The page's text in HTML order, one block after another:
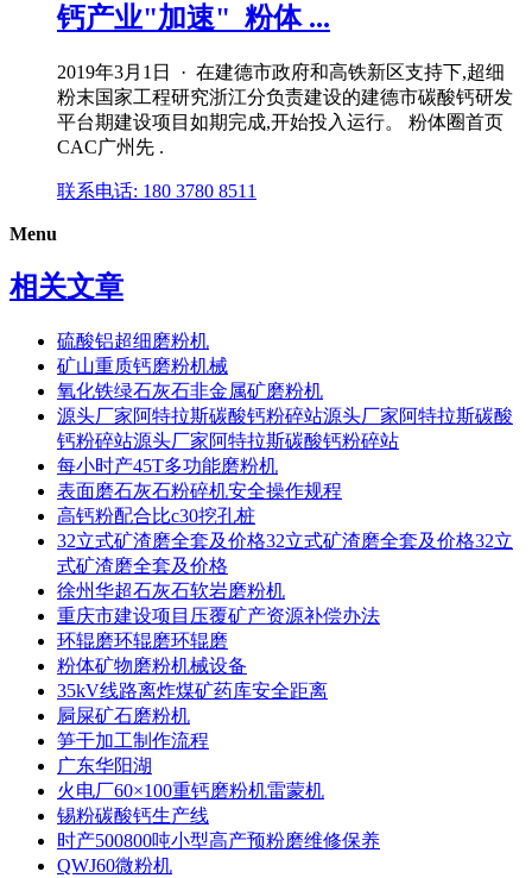
钙产业"加速"_粉体 ...
2019年3月1日 · 在建德市政府和高铁新区支持下,超细
粉末国家工程研究浙江分负责建设的建德市碳酸钙研发
平台期建设项目如期完成,开始投入运行。 粉体圈首页
CAC广州先 .
联系电话: 180 3780 8511
Menu
相关文章
硫酸铝超细磨粉机
矿山重质钙磨粉机械
氧化铁绿石灰石非金属矿磨粉机
源头厂家阿特拉斯碳酸钙粉碎站源头厂家阿特拉斯碳酸
钙粉碎站源头厂家阿特拉斯碳酸钙粉碎站
每小时产45T多功能磨粉机
表面磨石灰石粉碎机安全操作规程
高钙粉配合比c30挖孔桩
32立式矿渣磨全套及价格32立式矿渣磨全套及价格32立
式矿渣磨全套及价格
徐州华超石灰石软岩磨粉机
重庆市建设项目压覆矿产资源补偿办法
环辊磨环辊磨环辊磨
粉体矿物磨粉机械设备
35kV线路离炸煤矿药库安全距离
屙屎矿石磨粉机
笋干加工制作流程
广东华阳湖
火电厂60×100重钙磨粉机雷蒙机
锡粉碳酸钙生产线
时产500800吨小型高产预粉磨维修保养
QWJ60微粉机